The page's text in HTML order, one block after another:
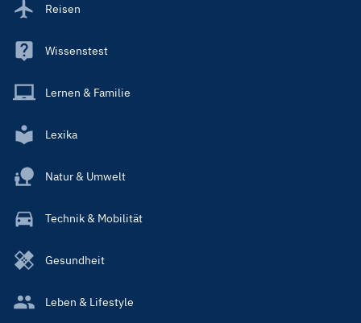
Reisen
Wissenstest
Lernen & Familie
Lexika
Natur & Umwelt
Technik & Mobilität
Gesundheit
Leben & Lifestyle